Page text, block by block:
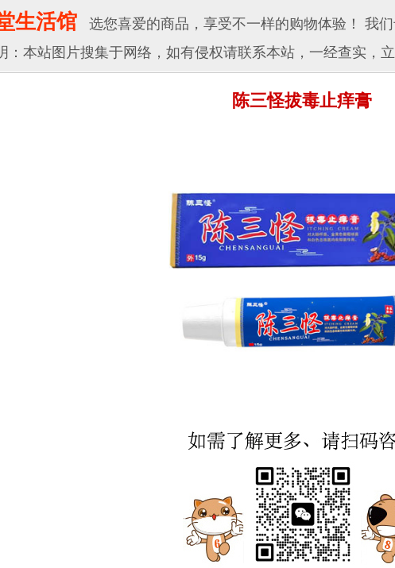
陈三怪拔毒止痒膏
生活馆 选您喜爱的商品，享受不一样的购物体验！ 我
：本站图片搜集于网络，如有侵权请联系本站，一经查实，